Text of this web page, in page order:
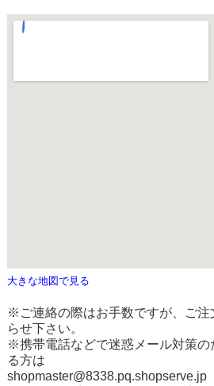
大きな地図で見る
※ご連絡の際はお手数ですが、ご注
らせ下さい。
※携帯電話などで迷惑メール対策の
る方は
shopmaster@8338.pq.shopserve.jp